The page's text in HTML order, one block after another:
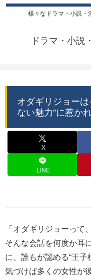
様々なドラマ・小説・
ドラマ・小説
オダギリジョー
ない魅力”に惹か
X
LINE
「オダギリジョーって
そんな会話を何度か耳
に、誰もが認める“王子
気づけば多くの女性が